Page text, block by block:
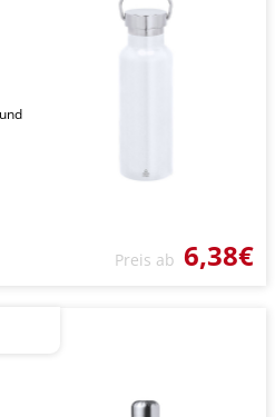
Preis ab 6,38€